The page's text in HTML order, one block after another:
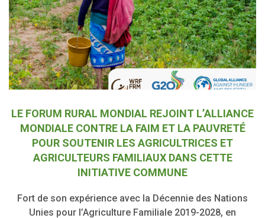
LE FORUM RURAL MONDIAL REJOINT L’ALLIANCE
MONDIALE CONTRE LA FAIM ET LA PAUVRETÉ
POUR SOUTENIR LES AGRICULTRICES ET
AGRICULTEURS FAMILIAUX DANS CETTE
INITIATIVE COMMUNE
Fort de son expérience avec la Décennie des Nations
Unies pour l’Agriculture Familiale 2019-2028, en